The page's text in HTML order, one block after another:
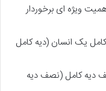
ویژه ای برخوردار
یک انسان (دیه کامل
دیه کامل (نصف دیه